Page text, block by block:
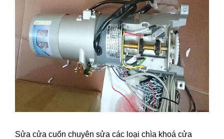
Sửa cửa cuốn chuyên sửa các loại chìa khoá cửa